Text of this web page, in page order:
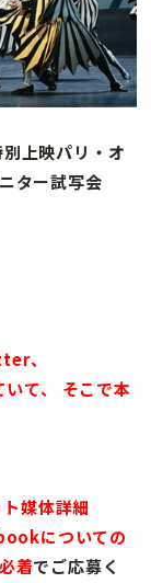
上映パリ・オ
ター試写会
、
て、 そこで本
媒体詳細
についての
着でご応募く